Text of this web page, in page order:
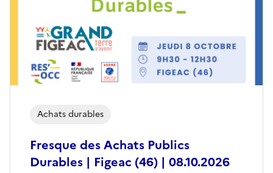
Fresque des Achats Publics
Durables | Figeac (46) | 08.10.2026
Achats durables